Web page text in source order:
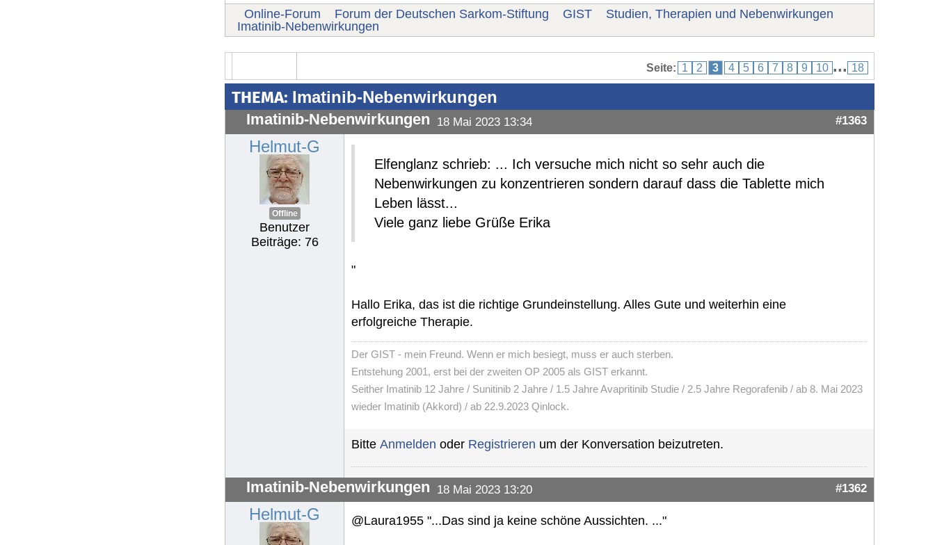
Online-Forum Forum der Deutschen Sarkom-Stiftung GIST
Studien, Therapien und Nebenwirkungen
Imatinib-Nebenwirkungen
Seite: 1 2 3 4 5 6 7 8 9 10 ... 18
THEMA: Imatinib-Nebenwirkungen
Imatinib-Nebenwirkungen 18 Mai 2023 13:34 #1363
Helmut-G
Offline
Benutzer
Beiträge: 76
Elfenglanz schrieb: ... Ich versuche mich nicht so sehr auch die
Nebenwirkungen zu konzentrieren sondern darauf dass die Tablette mich
Leben lässt...
Viele ganz liebe Grüße Erika
"
Hallo Erika, das ist die richtige Grundeinstellung. Alles Gute und weiterhin eine
erfolgreiche Therapie.
Der GIST - mein Freund. Wenn er mich besiegt, muss er auch sterben.
Entstehung 2001, erst bei der zweiten OP 2005 als GIST erkannt.
Seither Imatinib 12 Jahre / Sunitinib 2 Jahre / 1.5 Jahre Avapritinib Studie / 2.5 Jahre Regorafenib / ab 8. Mai 2023
wieder Imatinib (Akkord) / ab 22.9.2023 Qinlock.
Bitte Anmelden oder Registrieren um der Konversation beizutreten.
Imatinib-Nebenwirkungen 18 Mai 2023 13:20 #1362
Helmut-G @Laura1955 "...Das sind ja keine schöne Aussichten. ..."